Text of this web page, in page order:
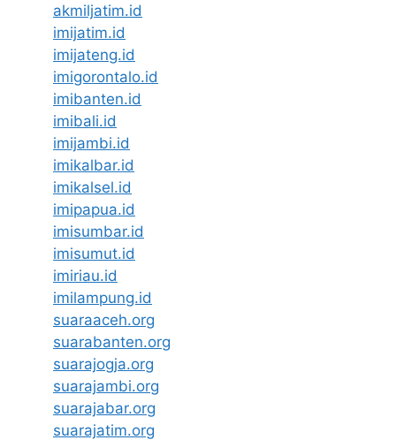
akmiljatim.id
imijatim.id
imijateng.id
imigorontalo.id
imibanten.id
imibali.id
imijambi.id
imikalbar.id
imikalsel.id
imipapua.id
imisumbar.id
imisumut.id
imiriau.id
imilampung.id
suaraaceh.org
suarabanten.org
suarajogja.org
suarajambi.org
suarajabar.org
suarajatim.org